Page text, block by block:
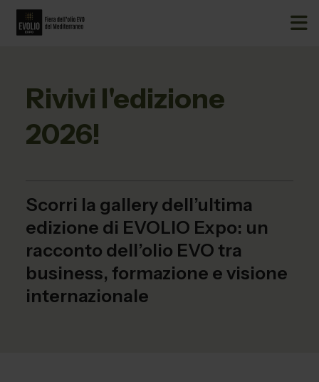
Rivivi l'edizione
2026!
Scorri la gallery dell’ultima
edizione di EVOLIO Expo: un
racconto dell’olio EVO tra
business, formazione e visione
internazionale